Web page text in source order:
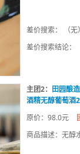
差价搜索： （无
差价搜索结论：
主团2： 田园酿
酒精无醇葡萄酒
原价：98.0元
商品描述：无醇